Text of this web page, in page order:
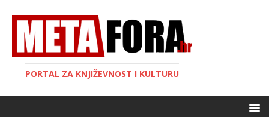
PORTAL ZA KNJIŽEVNOST I KULTURU